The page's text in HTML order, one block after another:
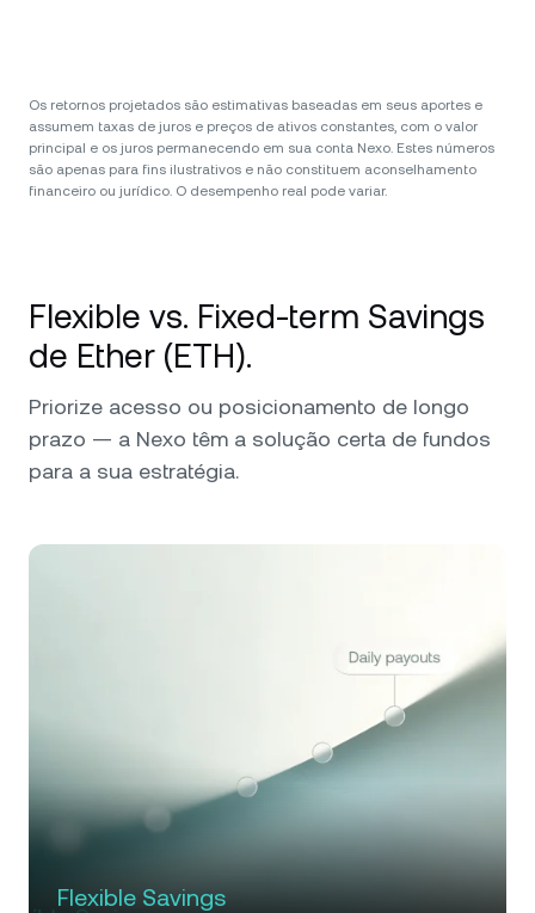
Os retornos projetados são estimativas baseadas em seus aportes e
assumem taxas de juros e preços de ativos constantes, com o valor
principal e os juros permanecendo em sua conta Nexo. Estes números
são apenas para fins ilustrativos e não constituem aconselhamento
financeiro ou jurídico. O desempenho real pode variar.
Flexible vs. Fixed-term Savings
de Ether (ETH).
Priorize acesso ou posicionamento de longo
prazo — a Nexo têm a solução certa de fundos
para a sua estratégia.
Flexible Savings